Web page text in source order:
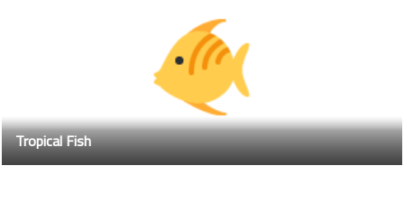
Tropical Fish